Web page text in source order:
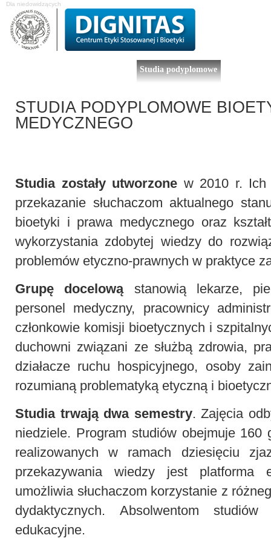
Dla niedowidzących
Studia podyplomowe
STUDIA PODYPLOMOWE
MEDYCZNEGO
Studia zostały utworzone w 2010 r. Ich
przekazanie słuchaczom aktualnego
bioetyki i prawa medycznego oraz
wykorzystania zdobytej wiedzy do
problemów etyczno-prawnych w praktyce
Grupę docelowąstanowią lekarze,
personel medyczny, pracownicy
członkowie komisji bioetycznych i
duchowni związani ze służbą zdrowia,
działacze ruchu hospicyjnego, osoby
rozumianą problematyką etyczną i
Studia trwają dwa semestry. Zajęcia
niedziele. Program studiów obejmuje 160
realizowanych w ramach dziesięciu
przekazywania wiedzy jest platforma
umożliwia słuchaczom korzystanie z
dydaktycznych. Absolwentom studiów
edukacyjne.